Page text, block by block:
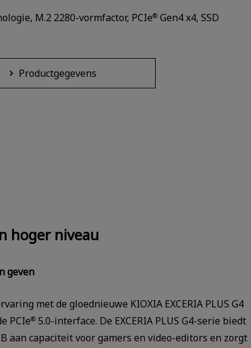
M.2 2280-vormfactor, PCIe® Gen4 x4, SSD
Productgegevens
hoger niveau
geven
met de gloednieuwe KIOXIA EXCERIA PLUS G4
PCIe® 5.0-interface. De EXCERIA PLUS G4-serie biedt
aan capaciteit voor gamers en video-editors en zorgt